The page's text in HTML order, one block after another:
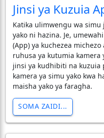
Jinsi ya Kuzuia
Katika ulimwengu wa
yako ni hazina. Je,
(App) ya kuchezea
ruhusa ya kutumia kamera
jinsi ya kudhibiti na kuzuia
kamera ya simu yako kwa
maisha yako ya faragha.
SOMA ZAIDI...